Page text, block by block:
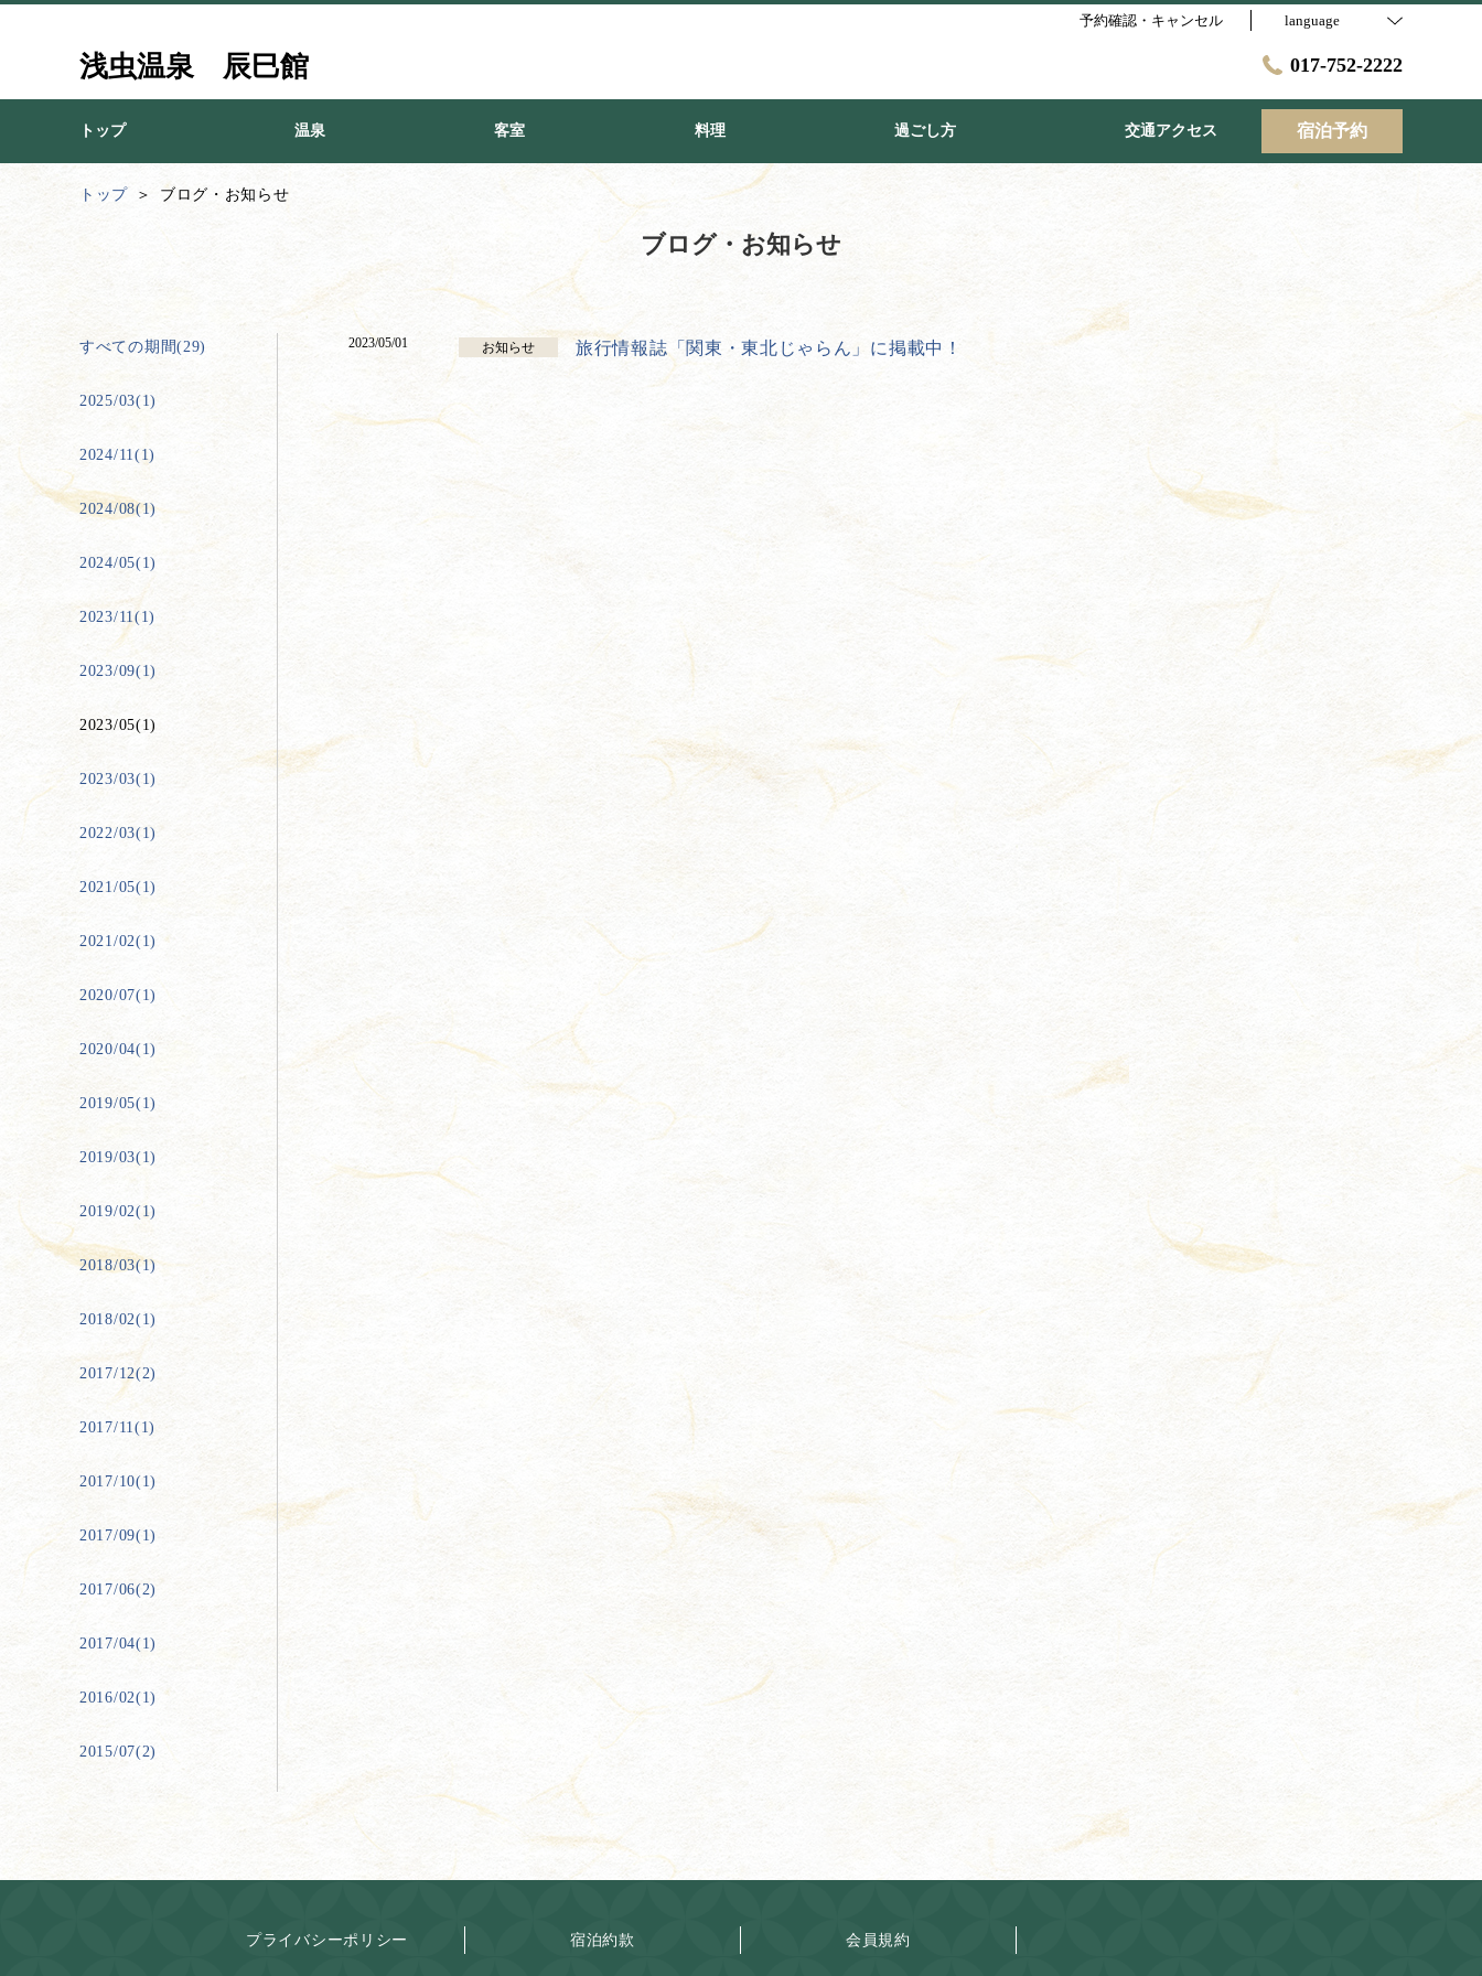
予約確認・キャンセル language
浅虫温泉 辰巳館 017-752-2222
トップ 温泉 客室 料理 過ごし方 交通アクセス 宿泊予約
トップ ブログ・お知らせ
ブログ・お知らせ
すべての期間(29)
2025/03(1)
2024/11(1)
2024/08(1)
2024/05(1)
2023/11(1)
2023/09(1)
2023/05(1)
2023/03(1)
2022/03(1)
2021/05(1)
2021/02(1)
2020/07(1)
2020/04(1)
2019/05(1)
2019/03(1)
2019/02(1)
2018/03(1)
2018/02(1)
2017/12(2)
2017/11(1)
2017/10(1)
2017/09(1)
2017/06(2)
2017/04(1)
2016/02(1)
2015/07(2)
2023/05/01 お知らせ 旅行情報誌「関東・東北じゃらん」に掲載中！
プライバシーポリシー 宿泊約款 会員規約